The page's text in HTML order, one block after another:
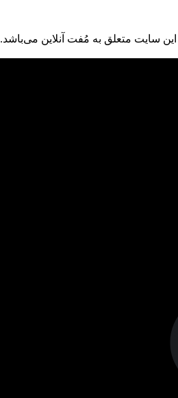
سایت متعلق به مُفت آنلاین می‌باشد.